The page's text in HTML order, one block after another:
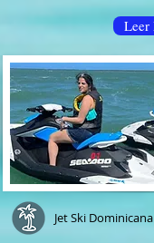
Leer
Jet Ski Dominicana